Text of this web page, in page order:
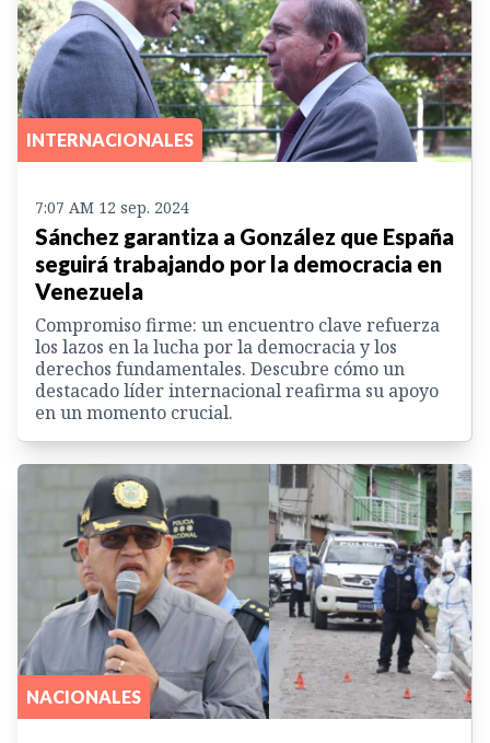
INTERNACIONALES
7:07 AM 12 sep. 2024
Sánchez garantiza a González que España
seguirá trabajando por la democracia en
Venezuela
Compromiso firme: un encuentro clave refuerza
los lazos en la lucha por la democracia y los
derechos fundamentales. Descubre cómo un
destacado líder internacional reafirma su apoyo
en un momento crucial.
NACIONALES